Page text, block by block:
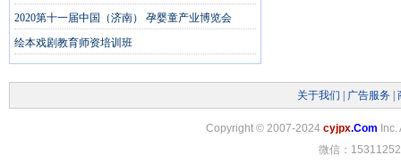
2020第十一届中国（济南） 孕婴童产业博览会
绘本戏剧教育师资培训班
关于我们 广告服务
Copyright © 2007-2024 cyjpx.Com
微信：